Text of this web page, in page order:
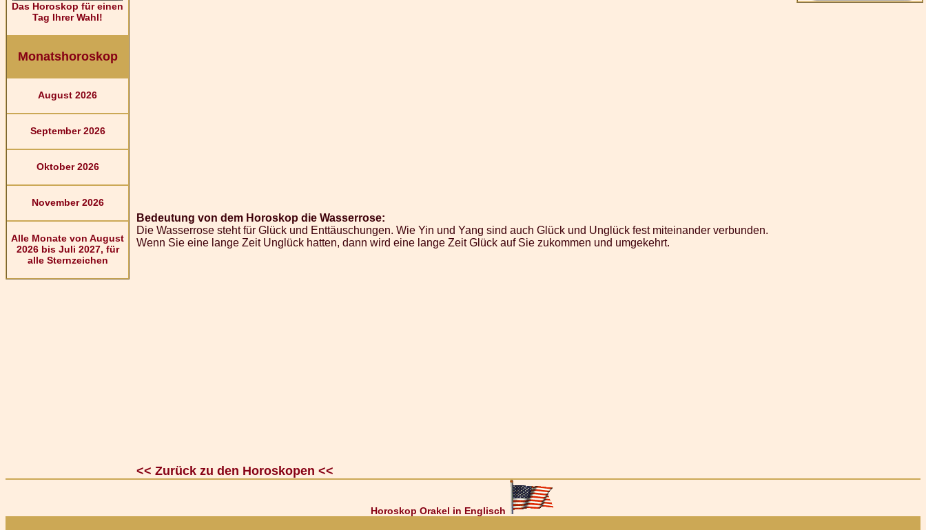
Das Horoskop für einen
Tag Ihrer Wahl!
Monatshoroskop
August 2026
September 2026
Oktober 2026
November 2026
Alle Monate von August
2026 bis Juli 2027, für
alle Sternzeichen
Bedeutung von dem Horoskop die Wasserrose:
Die Wasserrose steht für Glück und Enttäuschungen. Wie Yin und Yang sind auch Glück und Unglück fest miteinander verbunden.
Wenn Sie eine lange Zeit Unglück hatten, dann wird eine lange Zeit Glück auf Sie zukommen und umgekehrt.
<< Zurück zu den Horoskopen <<
Horoskop Orakel in Englisch